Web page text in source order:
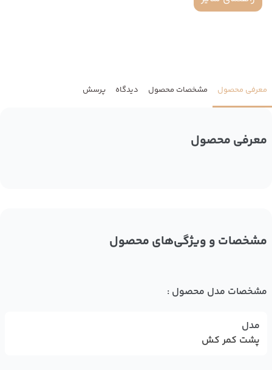
معرفی محصول مشخصات محصول دیدگاه پرسش
معرفی محصول
مشخصات و ویژگی‌های محصول
مشخصات مدل محصول :
مدل
پشت کمر کش